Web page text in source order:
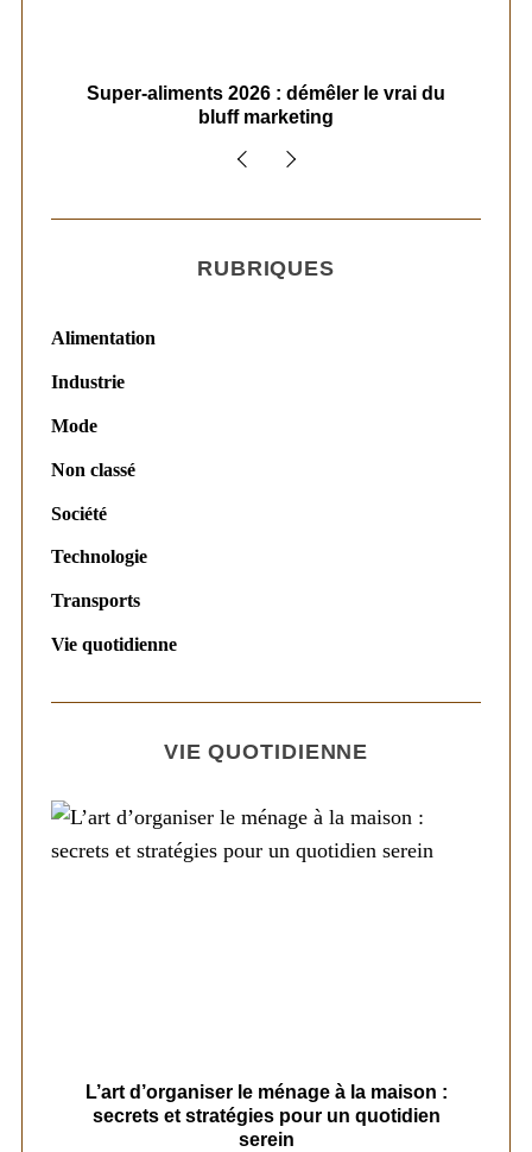
Super-aliments 2026 : démêler le vrai du
bluff marketing
RUBRIQUES
Alimentation
Industrie
Mode
Non classé
Société
Technologie
Transports
Vie quotidienne
VIE QUOTIDIENNE
L’art d’organiser le ménage à la maison :
secrets et stratégies pour un quotidien
serein